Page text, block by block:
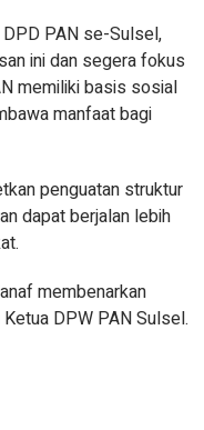
PAN se-Sulsel,
ini dan segera fokus
memiliki basis sosial
manfaat bagi
penguatan struktur
dapat berjalan lebih
membenarkan
DPW PAN Sulsel.